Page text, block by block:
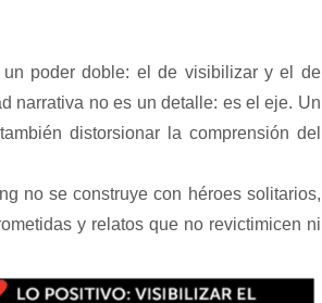
un poder doble: el de visibilizar y el de
narrativa no es un detalle: es el eje. Un
distorsionar la comprensión del
no se construye con héroes solitarios,
y relatos que no revictimicen ni